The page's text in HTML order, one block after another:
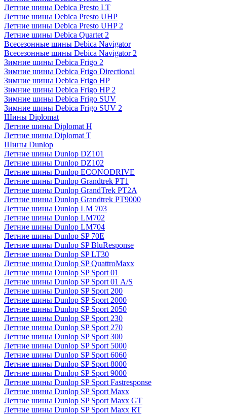
Летние шины Debica Presto LT
Летние шины Debica Presto UHP
Летние шины Debica Presto UHP 2
Летние шины Debica Quartet 2
Всесезонные шины Debica Navigator
Всесезонные шины Debica Navigator 2
Зимние шины Debica Frigo 2
Зимние шины Debica Frigo Directional
Зимние шины Debica Frigo HP
Зимние шины Debica Frigo HP 2
Зимние шины Debica Frigo SUV
Зимние шины Debica Frigo SUV 2
Шины Diplomat
Летние шины Diplomat H
Летние шины Diplomat T
Шины Dunlop
Летние шины Dunlop DZ101
Летние шины Dunlop DZ102
Летние шины Dunlop ECONODRIVE
Летние шины Dunlop Grandtrek PT1
Летние шины Dunlop GrandTrek PT2A
Летние шины Dunlop Grandtrek PT9000
Летние шины Dunlop LM 703
Летние шины Dunlop LM702
Летние шины Dunlop LM704
Летние шины Dunlop SP 70E
Летние шины Dunlop SP BluResponse
Летние шины Dunlop SP LT30
Летние шины Dunlop SP QuattroMaxx
Летние шины Dunlop SP Sport 01
Летние шины Dunlop SP Sport 01 A/S
Летние шины Dunlop SP Sport 200
Летние шины Dunlop SP Sport 2000
Летние шины Dunlop SP Sport 2050
Летние шины Dunlop SP Sport 230
Летние шины Dunlop SP Sport 270
Летние шины Dunlop SP Sport 300
Летние шины Dunlop SP Sport 5000
Летние шины Dunlop SP Sport 6060
Летние шины Dunlop SP Sport 8000
Летние шины Dunlop SP Sport 9000
Летние шины Dunlop SP Sport Fastresponse
Летние шины Dunlop SP Sport Maxx
Летние шины Dunlop SP Sport Maxx GT
Летние шины Dunlop SP Sport Maxx RT